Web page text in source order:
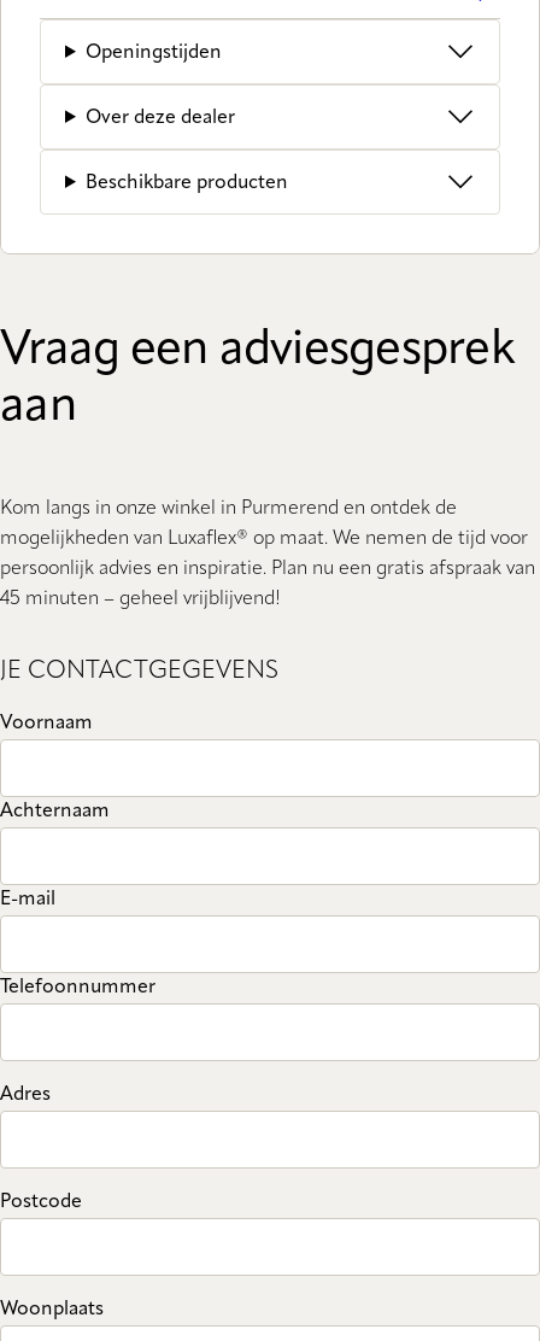
Openingstijden
Over deze dealer
Beschikbare producten
Vraag een adviesgesprek
aan
Kom langs in onze winkel in Purmerend en ontdek de
mogelijkheden van Luxaflex® op maat. We nemen de tijd voor
persoonlijk advies en inspiratie. Plan nu een gratis afspraak van
45 minuten – geheel vrijblijvend!
JE CONTACTGEGEVENS
Voornaam
Achternaam
E-mail
Telefoonnummer
Adres
Postcode
Woonplaats